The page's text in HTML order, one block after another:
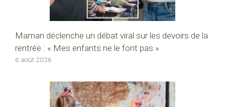
Maman déclenche un débat viral sur les devoirs de la
rentrée : « Mes enfants ne le font pas »
6 août 2026